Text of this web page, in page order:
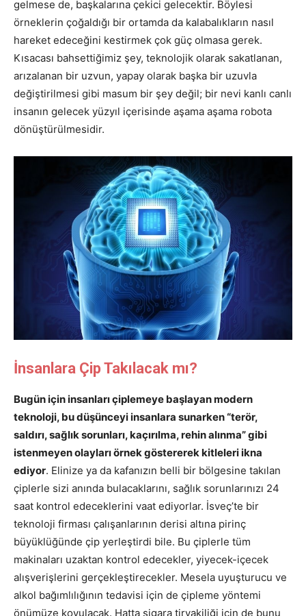
gelmese de, başkalarına çekici gelecektir. Böylesi
örneklerin çoğaldığı bir ortamda da kalabalıkların nasıl
hareket edeceğini kestirmek çok güç olmasa gerek.
Kısacası bahsettiğimiz şey, teknolojik olarak sakatlanan,
arızalanan bir uzvun, yapay olarak başka bir uzuvla
değiştirilmesi gibi masum bir şey değil; bir nevi kanlı canlı
insanın gelecek yüzyıl içerisinde aşama aşama robota
dönüştürülmesidir.
İnsanlara Çip Takılacak mı?
Bugün için insanları çiplemeye başlayan modern
teknoloji, bu düşünceyi insanlara sunarken “terör,
saldırı, sağlık sorunları, kaçırılma, rehin alınma” gibi
istenmeyen olayları örnek göstererek kitleleri ikna
ediyor. Elinize ya da kafanızın belli bir bölgesine takılan
çiplerle sizi anında bulacaklarını, sağlık sorunlarınızı 24
saat kontrol edeceklerini vaat ediyorlar. İsveç’te bir
teknoloji firması çalışanlarının derisi altına pirinç
büyüklüğünde çip yerleştirdi bile. Bu çiplerle tüm
makinaları uzaktan kontrol edecekler, yiyecek-içecek
alışverişlerini gerçekleştirecekler. Mesela uyuşturucu ve
alkol bağımlılığının tedavisi için de çipleme yöntemi
önümüze koyulacak. Hatta sigara tiryakiliği için de bunu